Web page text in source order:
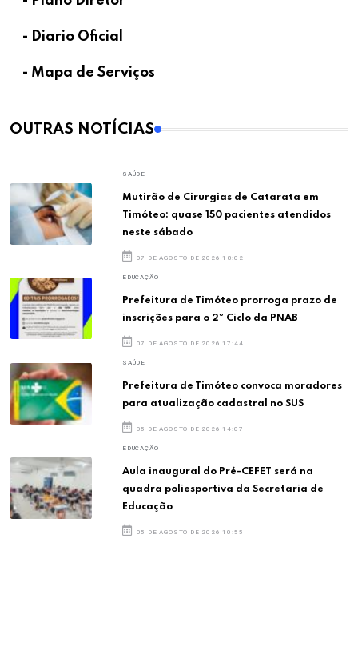
- Diario Oficial
- Mapa de Serviços
OUTRAS NOTÍCIAS
SAÚDE
Mutirão de Cirurgias de Catarata em
Timóteo: quase 150 pacientes atendidos
neste sábado
07 DE AGOSTO DE 2026 18:02
EDUCAÇÃO
Prefeitura de Timóteo prorroga prazo de
inscrições para o 2º Ciclo da PNAB
07 DE AGOSTO DE 2026 17:44
SAÚDE
Prefeitura de Timóteo convoca moradores
para atualização cadastral no SUS
05 DE AGOSTO DE 2026 14:07
EDUCAÇÃO
Aula inaugural do Pré-CEFET será na
quadra poliesportiva da Secretaria de
Educação
05 DE AGOSTO DE 2026 10:55